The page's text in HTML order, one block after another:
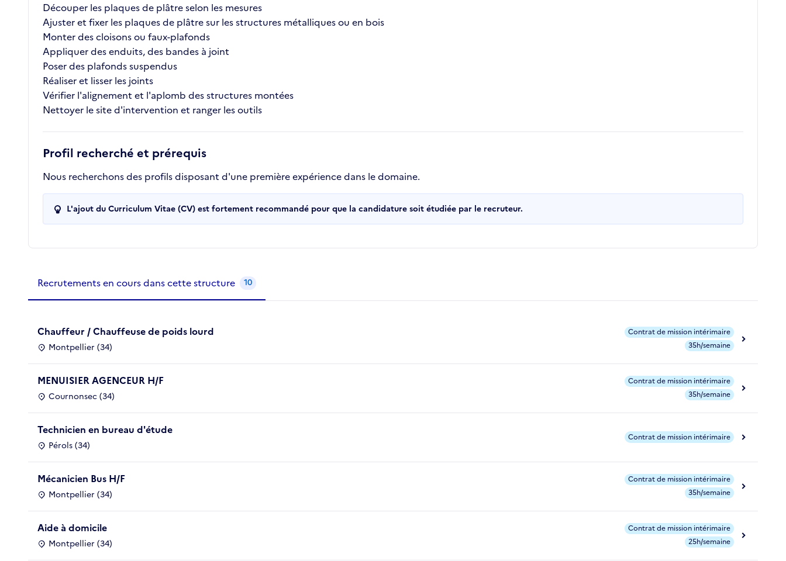
Découper les plaques de plâtre selon les mesures
Ajuster et fixer les plaques de plâtre sur les structures métalliques ou en bois
Monter des cloisons ou faux-plafonds
Appliquer des enduits, des bandes à joint
Poser des plafonds suspendus
Réaliser et lisser les joints
Vérifier l'alignement et l'aplomb des structures montées
Nettoyer le site d'intervention et ranger les outils
Profil recherché et prérequis
Nous recherchons des profils disposant d'une première expérience dans le domaine.
L'ajout du Curriculum Vitae (CV) est fortement recommandé pour que la candidature soit étudiée par le recruteur.
Recrutements de la structure
Recrutements en cours dans cette structure 10
Chauffeur / Chauffeuse de poids lourd
Montpellier (34)
Contrat de mission intérimaire
35h/semaine
MENUISIER AGENCEUR H/F
Cournonsec (34)
Contrat de mission intérimaire
35h/semaine
Technicien en bureau d'étude
Pérols (34)
Contrat de mission intérimaire
Mécanicien Bus H/F
Montpellier (34)
Contrat de mission intérimaire
35h/semaine
Aide à domicile
Montpellier (34)
Contrat de mission intérimaire
25h/semaine